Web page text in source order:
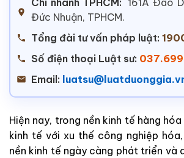
Đức Nhuận, TPHCM.
Tổng đài tư vấn pháp luật:
Số điện thoại Luật sư:
Email:
Hiện nay, trong nền kinh tế hàng
kinh tế với xu thế công nghiệp
nền kinh tế ngày càng phát triển và